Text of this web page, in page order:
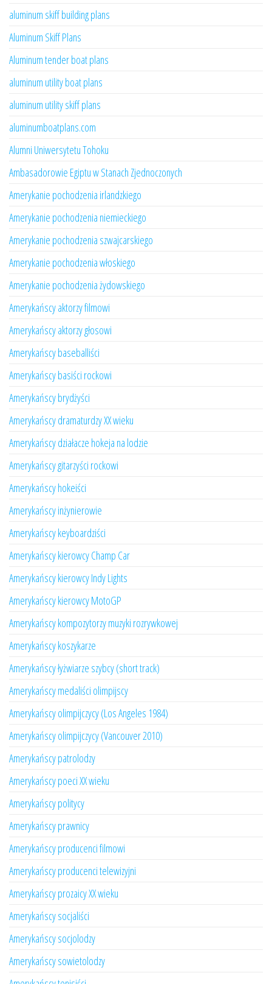
aluminum skiff building plans
Aluminum Skiff Plans
Aluminum tender boat plans
aluminum utility boat plans
aluminum utility skiff plans
aluminumboatplans.com
Alumni Uniwersytetu Tohoku
Ambasadorowie Egiptu w Stanach Zjednoczonych
Amerykanie pochodzenia irlandzkiego
Amerykanie pochodzenia niemieckiego
Amerykanie pochodzenia szwajcarskiego
Amerykanie pochodzenia włoskiego
Amerykanie pochodzenia żydowskiego
Amerykańscy aktorzy filmowi
Amerykańscy aktorzy głosowi
Amerykańscy baseballiści
Amerykańscy basiści rockowi
Amerykańscy brydżyści
Amerykańscy dramaturdzy XX wieku
Amerykańscy działacze hokeja na lodzie
Amerykańscy gitarzyści rockowi
Amerykańscy hokeiści
Amerykańscy inżynierowie
Amerykańscy keyboardziści
Amerykańscy kierowcy Champ Car
Amerykańscy kierowcy Indy Lights
Amerykańscy kierowcy MotoGP
Amerykańscy kompozytorzy muzyki rozrywkowej
Amerykańscy koszykarze
Amerykańscy łyżwiarze szybcy (short track)
Amerykańscy medaliści olimpijscy
Amerykańscy olimpijczycy (Los Angeles 1984)
Amerykańscy olimpijczycy (Vancouver 2010)
Amerykańscy patrolodzy
Amerykańscy poeci XX wieku
Amerykańscy politycy
Amerykańscy prawnicy
Amerykańscy producenci filmowi
Amerykańscy producenci telewizyjni
Amerykańscy prozaicy XX wieku
Amerykańscy socjaliści
Amerykańscy socjolodzy
Amerykańscy sowietolodzy